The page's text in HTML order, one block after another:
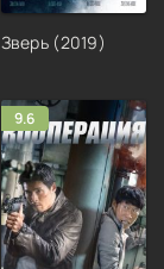
Зверь (2019)
9.6